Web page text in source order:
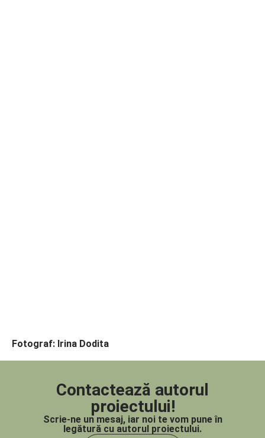
Fotograf: Irina Dodita
Contactează autorul
proiectului!
Scrie-ne un mesaj, iar noi te vom pune în
legătură cu autorul proiectului.